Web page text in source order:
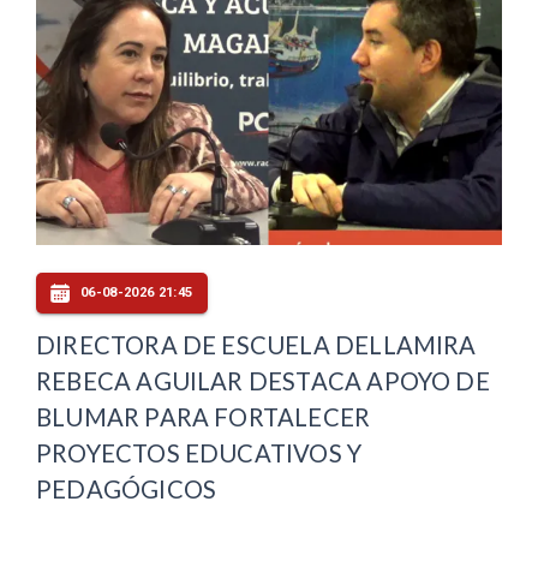
06-08-2026 21:45
DIRECTORA DE ESCUELA DELLAMIRA
REBECA AGUILAR DESTACA APOYO DE
BLUMAR PARA FORTALECER
PROYECTOS EDUCATIVOS Y
PEDAGÓGICOS